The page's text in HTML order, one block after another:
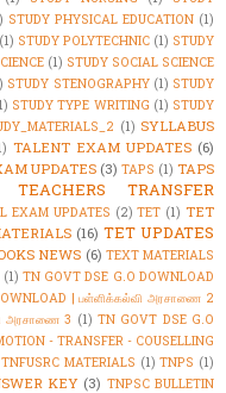
STUDY PHYSICAL EDUCATION (1)
(1) STUDY POLYTECHNIC (1) STUDY
(1) STUDY SOCIAL SCIENCE
STUDY STENOGRAPHY (1) STUDY
STUDY TYPE WRITING (1) STUDY
(1) SYLLABUS
TALENT EXAM UPDATES (6)
UPDATES (3) TAPS (1) TAPS
TEACHERS TRANSFER
EXAM UPDATES (2) TET (1) TET
(16) TET UPDATES
NEWS (6) TEXT MATERIALS
(1) TN GOVT DSE G.O DOWNLOAD
| பள்ளிக்கல்வி அரசாணை 2
அரசாணை 3 (1) TN GOVT DSE G.O
- TRANSFER - COUSELLING
TNFUSRC MATERIALS (1) TNPS (1)
KEY (3) TNPSC BULLETIN